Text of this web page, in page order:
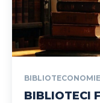
BIBLIOTECONOMIE
BIBLIOTECI